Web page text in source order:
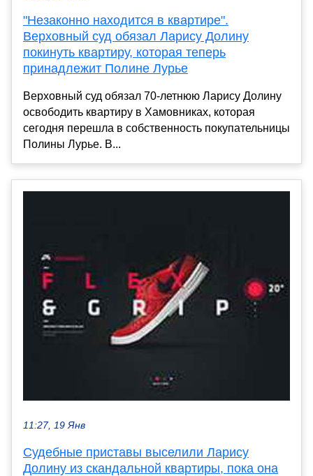
"Незаконно находится в квартире".
Верховный суд обязал Ларису Долину
покинуть квартиру, которая теперь
принадлежит Полине Лурье
Верховный суд обязал 70-летнюю Ларису Долину
освободить квартиру в Хамовниках, которая
сегодня перешла в собственность покупательницы
Полины Лурье. В...
11:27, 19 Янв
Судебные приставы выселили Ларису
Долину из скандальной квартиры, пока она